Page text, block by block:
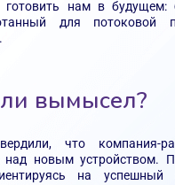
нам в будущем:
для потоковой
вымысел?
что компания-
над новым устройством.
на